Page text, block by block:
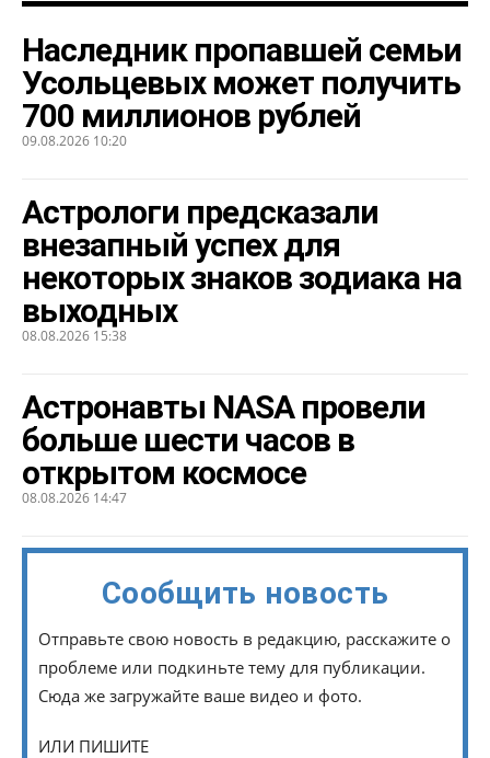
Наследник пропавшей семьи
Усольцевых может получить
700 миллионов рублей
09.08.2026 10:20
Астрологи предсказали
внезапный успех для
некоторых знаков зодиака на
выходных
08.08.2026 15:38
Астронавты NASA провели
больше шести часов в
открытом космосе
08.08.2026 14:47
Сообщить новость
Отправьте свою новость в редакцию, расскажите о
проблеме или подкиньте тему для публикации.
Сюда же загружайте ваше видео и фото.
ИЛИ ПИШИТЕ